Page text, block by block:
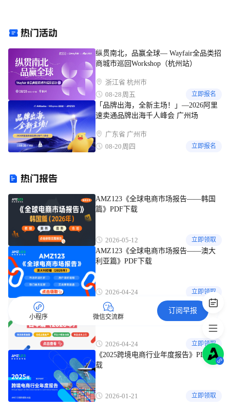
纵贯南北，品赢全球— Wayfair全品类招
商城市巡回Workshop（杭州站）
浙江省 杭州市
08-28 周五 立即报名
「品牌出海，全新主场！」—2026阿里
速卖通品牌出海千人峰会 广州场
广东省 广州市
08-20 周四 立即报名
AMZ123《全球电商市场报告——韩国
篇》PDF下载
2026-05-12 立即领取
AMZ123《全球电商市场报告——澳大
利亚篇》PDF下载
2026-04-24 立即领取
AMZ123《全球电商市场报告——日本
篇》PDF下载
2026-04-24 立即领取
《2025跨境电商行业年度报告》PDF下
载
2026-01-21 立即领取
小程序 微信交流群
订阅早报